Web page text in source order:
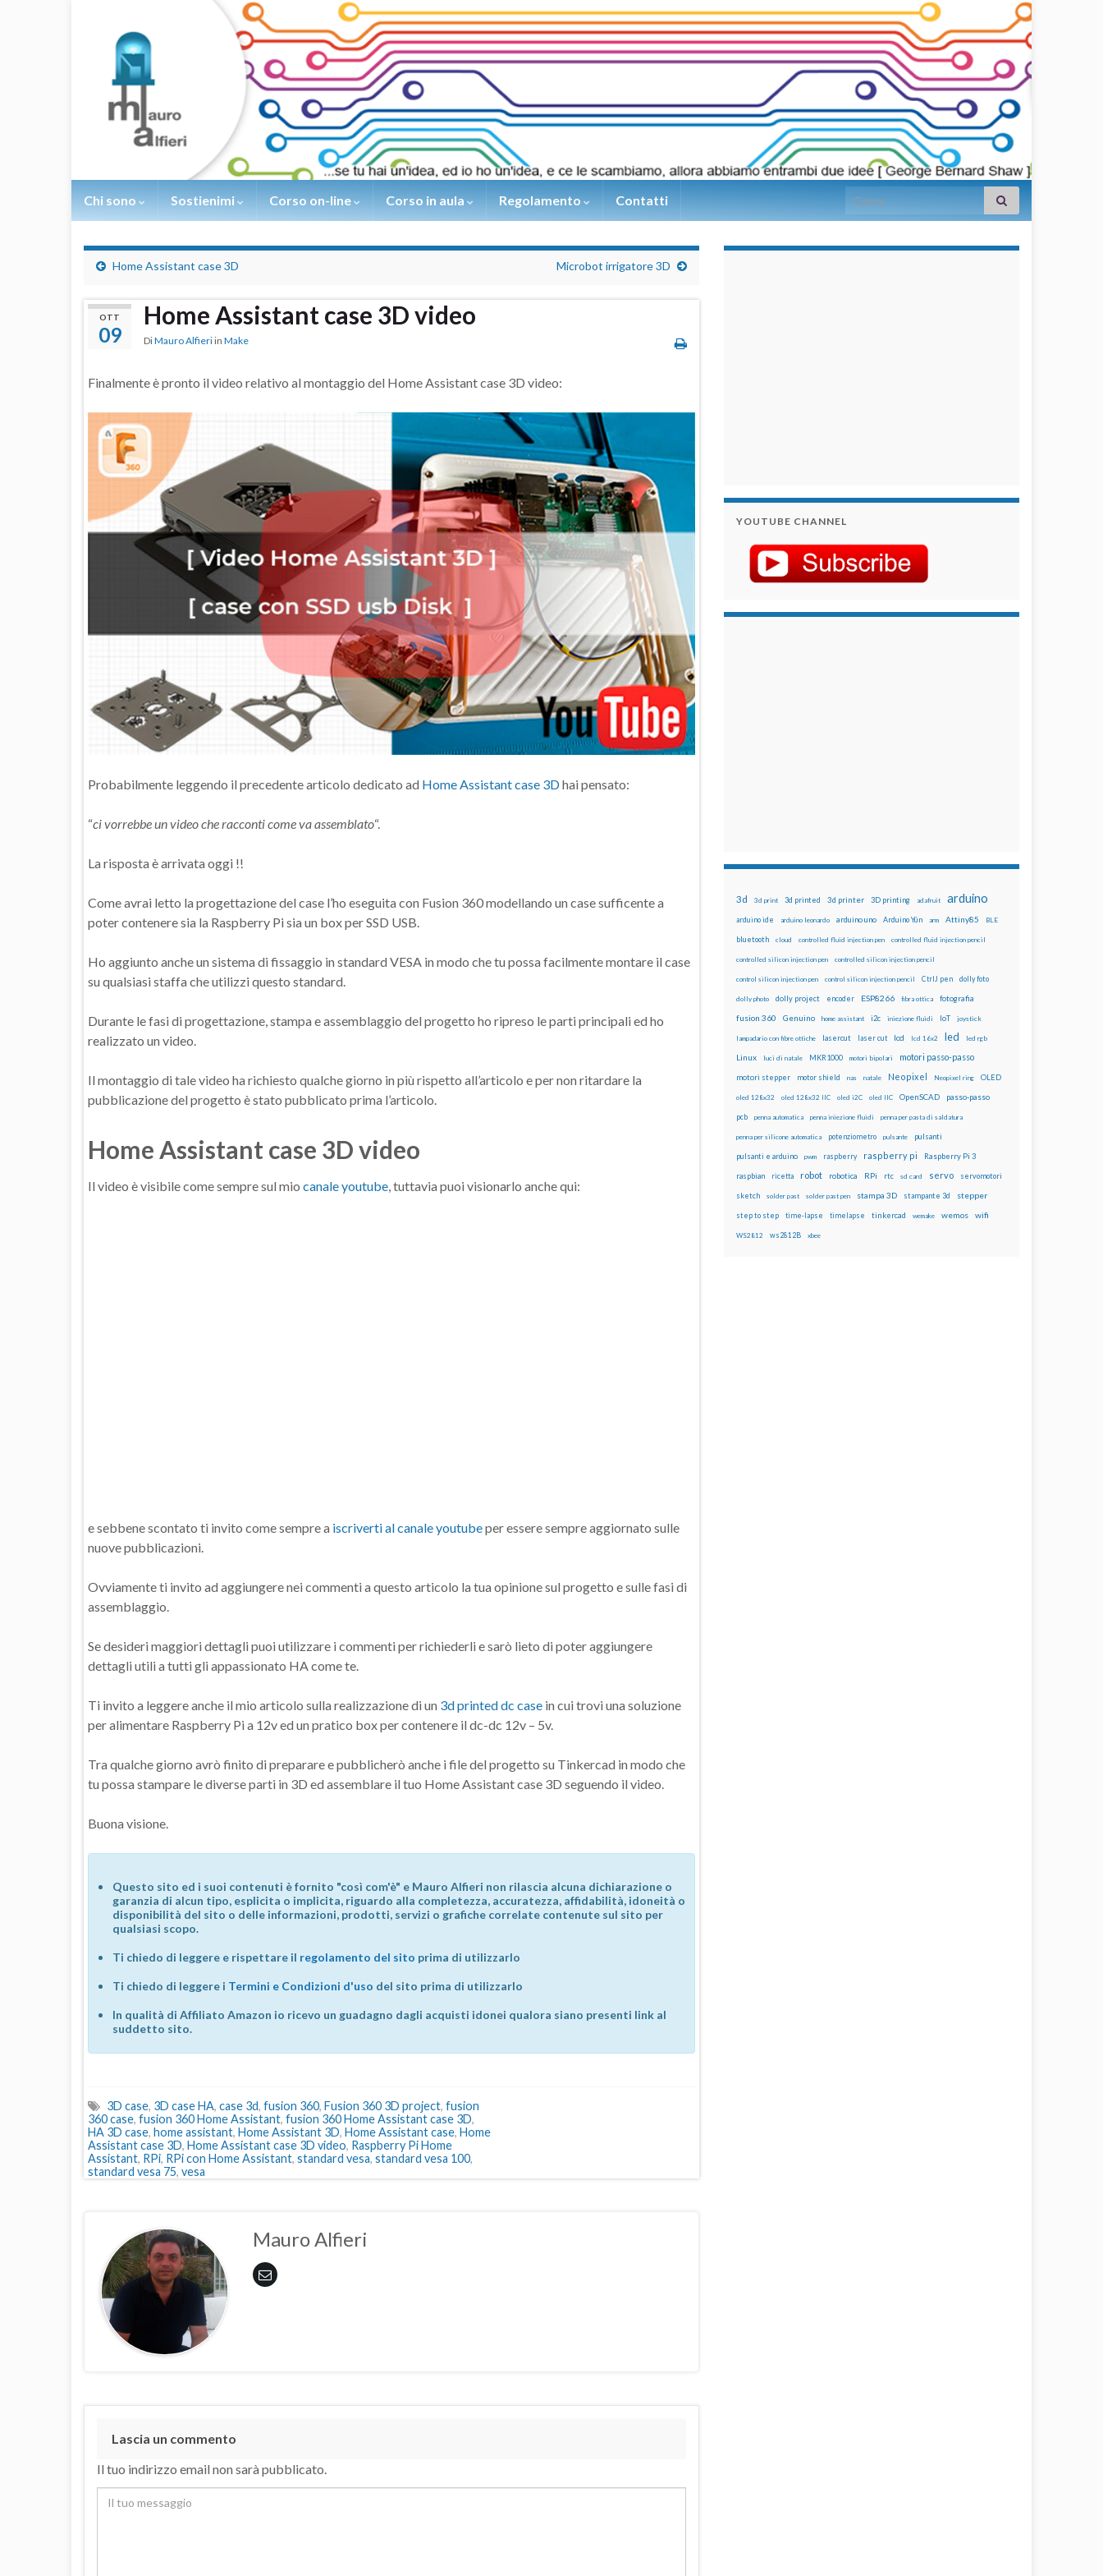
Chi sono Sostienimi Corso on-line Corso in aula Regolamento Contatti Search for:
Home Assistant case 3D Microbot irrigatore 3D
OTT
09
Home Assistant case 3D video
DiMauro Alfieri in Make
Finalmente è pronto il video relativo al montaggio del Home Assistant case 3D video:
Probabilmente leggendo il precedente articolo dedicato ad Home Assistant case 3Dhai pensato:
“ci vorrebbe un video che racconti come va assemblato“.
La risposta è arrivata oggi !!
Come avrai letto la progettazione del case l’ho eseguita con Fusion 360 modellando un case sufficente a
poter contenere sia la Raspberry Pi sia un box per SSD USB.
Ho aggiunto anche un sistema di fissaggio in standard VESA in modo che tu possa facilmente montare il case
su qualsiasi staffa che utilizzi questo standard.
Durante le fasi di progettazione, stampa e assemblaggio del progetto ho ripreso le parti principali ed ho
realizzato un video.
Il montaggio di tale video ha richiesto qualche giorno in più rispetto all’articolo e per non ritardare la
pubblicazione del progetto è stato pubblicato prima l’articolo.
Home Assistant case 3D video
Il video è visibile come sempre sul mio canale youtube , tuttavia puoi visionarlo anche qui:
e sebbene scontato ti invito come sempre a iscriverti al canale youtubeper essere sempre aggiornato sulle
nuove pubblicazioni.
Ovviamente ti invito ad aggiungere nei commenti a questo articolo la tua opinione sul progetto e sulle fasi di
assemblaggio.
Se desideri maggiori dettagli puoi utilizzare i commenti per richiederli e sarò lieto di poter aggiungere
dettagli utili a tutti gli appassionato HA come te.
Ti invito a leggere anche il mio articolo sulla realizzazione di un 3d printed dc case in cui trovi una soluzione
per alimentare Raspberry Pi a 12v ed un pratico box per contenere il dc-dc 12v – 5v.
Tra qualche giorno avrò finito di preparare e pubblicherò anche i file del progetto su Tinkercad in modo che
tu possa stampare le diverse parti in 3D ed assemblare il tuo Home Assistant case 3D seguendo il video.
Buona visione.
Questo sito ed i suoi contenuti è fornito "così com'è" e Mauro Alfieri non rilascia alcuna dichiarazione o
garanzia di alcun tipo, esplicita o implicita, riguardo alla completezza, accuratezza, affidabilità, idoneità o
disponibilità del sito o delle informazioni, prodotti, servizi o grafiche correlate contenute sul sito per
qualsiasi scopo.
Ti chiedo di leggere e rispettare il regolamento del sito prima di utilizzarlo
Ti chiedo di leggere i Termini e Condizioni d'uso del sito prima di utilizzarlo
In qualità di Affiliato Amazon io ricevo un guadagno dagli acquisti idonei qualora siano presenti link al
suddetto sito.
3D case, 3D case HA, case 3d, fusion 360, Fusion 360 3D project, fusion
360 case, fusion 360 Home Assistant, fusion 360 Home Assistant case 3D,
HA 3D case, home assistant, Home Assistant 3D, Home Assistant case, Home
Assistant case 3D, Home Assistant case 3D video, Raspberry Pi Home
Assistant, RPi, RPi con Home Assistant, standard vesa, standard vesa 100,
standard vesa 75, vesa
Mauro Alfieri
Lascia un commento
Il tuo indirizzo email non sarà pubblicato.
YOUTUBE CHANNEL
3d 3d print 3d printed 3d printer 3D printing adafruit arduino
arduino ide arduino leonardo arduino uno Arduino Yún arm Attiny85 BLE
bluetooth cloud controlled fluid injection pen controlled fluid injection pencil
controlled silicon injection pen controlled silicon injection pencil
control silicon injection pen control silicon injection pencil CtrlJ pen dolly foto
dolly photo dolly project encoder ESP8266 fibra ottica fotografia
fusion 360 Genuino home assistant i2c iniezione fluidi IoT joystick
lampadario con fibre ottiche lasercut laser cut lcd lcd 16x2 led led rgb
Linux luci di natale MKR1000 motori bipolari motori passo-passo
motori stepper motor shield nas natale Neopixel Neopixel ring OLED
oled 128x32 oled 128x32 IIC oled i2C oled IIC OpenSCAD passo-passo
pcb penna automatica penna iniezione fluidi penna per pasta di saldatura
penna per silicone automatica potenziometro pulsante pulsanti
pulsanti e arduino pwm raspberry raspberry pi Raspberry Pi 3
raspbian ricetta robot robotica RPi rtc sd card servo servomotori
sketch solder past solder past pen stampa 3D stampante 3d stepper
step to step time-lapse timelapse tinkercad wemake wemos wifi
WS2812 ws2812B xbee